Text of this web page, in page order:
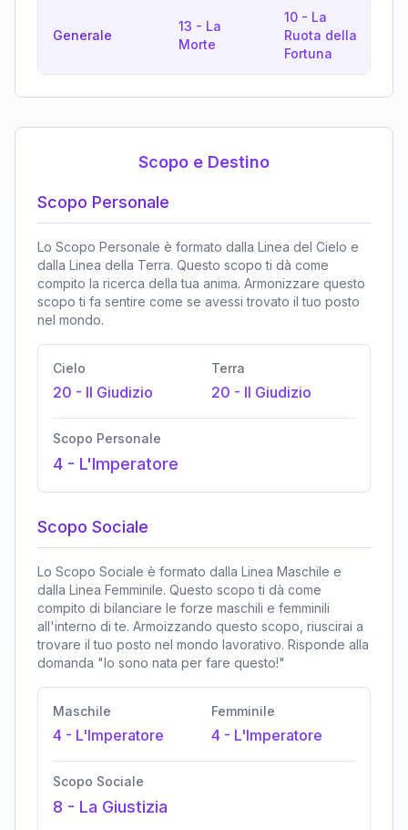
Generale
13 - La
Morte
10 - La
Ruota della
Fortuna
Scopo e Destino
Scopo Personale
Lo Scopo Personale è formato dalla Linea del Cielo e
dalla Linea della Terra. Questo scopo ti dà come
compito la ricerca della tua anima. Armonizzare questo
scopo ti fa sentire come se avessi trovato il tuo posto
nel mondo.
Cielo
20 - Il Giudizio
Terra
20 - Il Giudizio
Scopo Personale
4 - L'Imperatore
Scopo Sociale
Lo Scopo Sociale è formato dalla Linea Maschile e
dalla Linea Femminile. Questo scopo ti dà come
compito di bilanciare le forze maschili e femminili
all'interno di te. Armoizzando questo scopo, riuscirai a
trovare il tuo posto nel mondo lavorativo. Risponde alla
domanda "Io sono nata per fare questo!"
Maschile
4 - L'Imperatore
Femminile
4 - L'Imperatore
Scopo Sociale
8 - La Giustizia